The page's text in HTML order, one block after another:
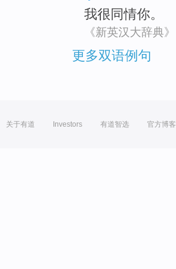
我很同情你。
《新英汉大辞典》
更多双语例句
关于有道 Investors 有道智选 官方博客